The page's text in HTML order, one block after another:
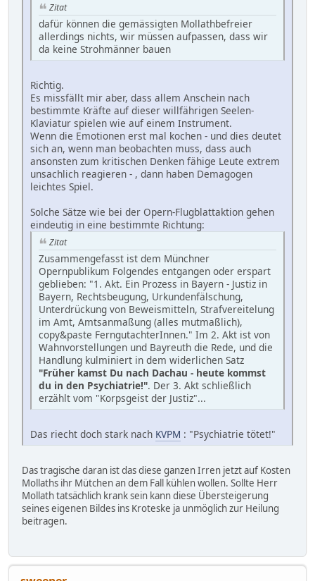
Zitat
dafür können die gemässigten Mollathbefreier
allerdings nichts, wir müssen aufpassen, dass wir
da keine Strohmänner bauen
Richtig.
Es missfällt mir aber, dass allem Anschein nach
bestimmte Kräfte auf dieser willfährigen Seelen-
Klaviatur spielen wie auf einem Instrument.
Wenn die Emotionen erst mal kochen - und dies deutet
sich an, wenn man beobachten muss, dass auch
ansonsten zum kritischen Denken fähige Leute extrem
unsachlich reagieren - , dann haben Demagogen
leichtes Spiel.
Solche Sätze wie bei der Opern-Flugblattaktion gehen
eindeutig in eine bestimmte Richtung:
Zitat
Zusammengefasst ist dem Münchner
Opernpublikum Folgendes entgangen oder erspart
geblieben: "1. Akt. Ein Prozess in Bayern - Justiz in
Bayern, Rechtsbeugung, Urkundenfälschung,
Unterdrückung von Beweismitteln, Strafvereitelung
im Amt, Amtsanmaßung (alles mutmaßlich),
copy&paste FerngutachterInnen." Im 2. Akt ist von
Wahnvorstellungen und Bayreuth die Rede, und die
Handlung kulminiert in dem widerlichen Satz
"Früher kamst Du nach Dachau - heute kommst
du in den Psychiatrie!". Der 3. Akt schließlich
erzählt vom "Korpsgeist der Justiz"...
Das riecht doch stark nach KVPM : "Psychiatrie tötet!"
Das tragische daran ist das diese ganzen Irren jetzt auf Kosten
Mollaths ihr Mütchen an dem Fall kühlen wollen. Sollte Herr
Mollath tatsächlich krank sein kann diese Übersteigerung
seines eigenen Bildes ins Kroteske ja unmöglich zur Heilung
beitragen.